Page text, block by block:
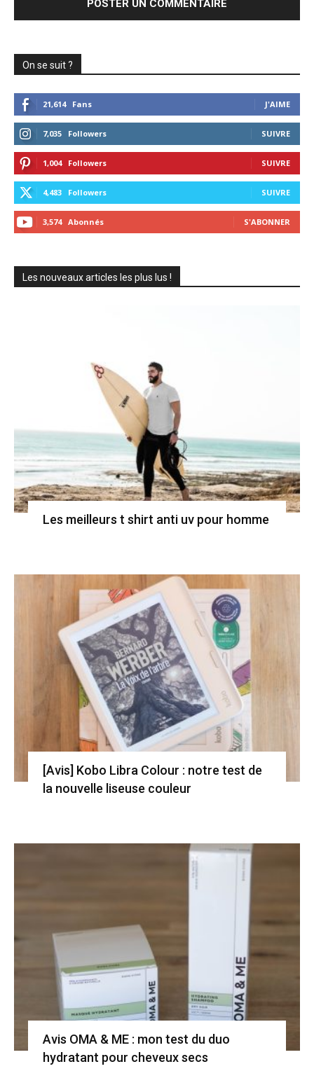
On se suit ?
21,614 Fans J'AIME
7,035 Followers SUIVRE
1,004 Followers SUIVRE
4,483 Followers SUIVRE
3,574 Abonnés S'ABONNER
Les nouveaux articles les plus lus !
Les meilleurs t shirt anti uv pour homme
[Avis] Kobo Libra Colour : notre test de
la nouvelle liseuse couleur
Avis OMA & ME : mon test du duo
hydratant pour cheveux secs